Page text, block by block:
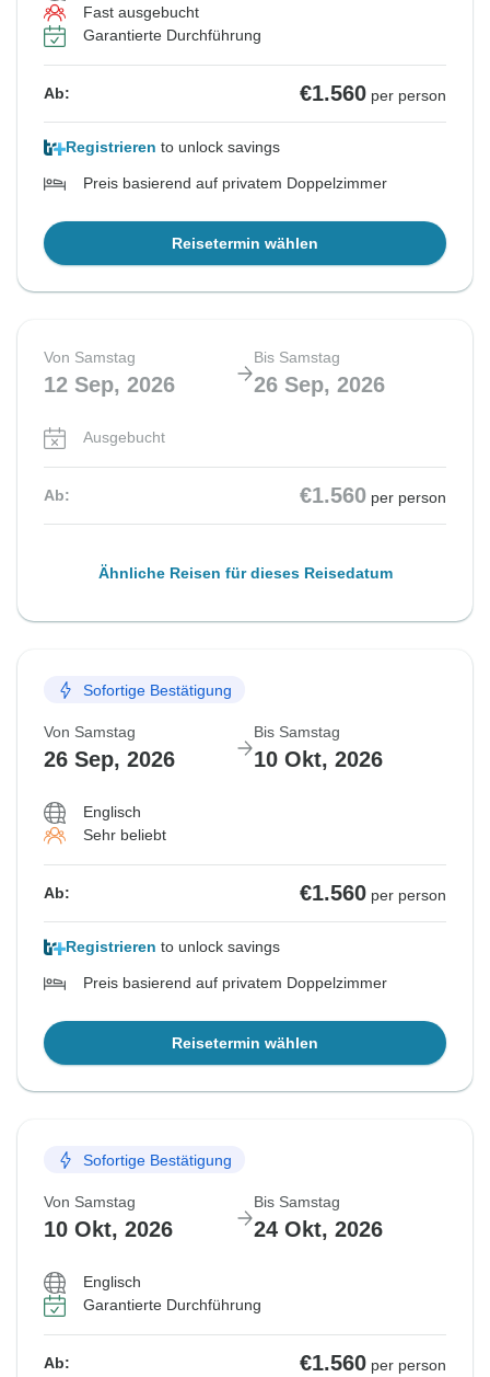
Fast ausgebucht
Garantierte Durchführung
Ab: €1.560 per person
Registrieren to unlock savings
Preis basierend auf privatem Doppelzimmer
Reisetermin wählen
Von Samstag
12 Sep, 2026
Bis Samstag
26 Sep, 2026
Ausgebucht
Ab: €1.560 per person
Ähnliche Reisen für dieses Reisedatum
Sofortige Bestätigung
Von Samstag
26 Sep, 2026
Bis Samstag
10 Okt, 2026
Englisch
Sehr beliebt
Ab: €1.560 per person
Registrieren to unlock savings
Preis basierend auf privatem Doppelzimmer
Reisetermin wählen
Sofortige Bestätigung
Von Samstag
10 Okt, 2026
Bis Samstag
24 Okt, 2026
Englisch
Garantierte Durchführung
Ab: €1.560 per person